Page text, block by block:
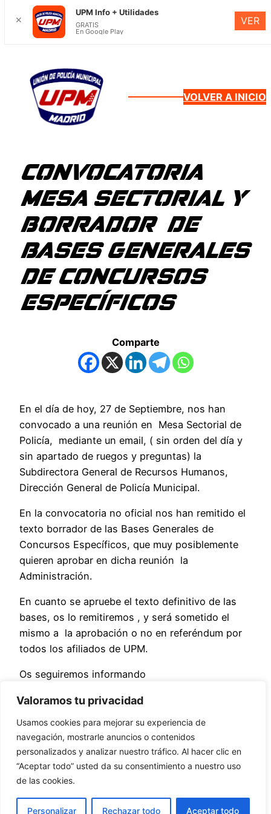
Valoramos tu privacidad
Usamos cookies para mejorar su experiencia de
navegación, mostrarle anuncios o contenidos
personalizados y analizar nuestro tráfico. Al hacer clic en
“Aceptar todo” usted da su consentimiento a nuestro uso
de las cookies.
Personalizar Rechazar todo Aceptar todo
contenido
VOLVER A INICIO
CONVOCATORIA
MESA SECTORIAL Y
BORRADOR DE
BASES GENERALES
DE CONCURSOS
ESPECÍFICOS
Comparte
En el día de hoy, 27 de Septiembre, nos han
convocado a una reunión en Mesa Sectorial de
Policía, mediante un email, ( sin orden del día y
sin apartado de ruegos y preguntas) la
Subdirectora General de Recursos Humanos,
Dirección General de Policía Municipal.
En la convocatoria no oficial nos han remitido el
texto borrador de las Bases Generales de
Concursos Específicos, que muy posiblemente
quieren aprobar en dicha reunión la
Administración.
En cuanto se apruebe el texto definitivo de las
bases, os lo remitiremos , y será sometido el
mismo a la aprobación o no en referéndum por
todos los afiliados de UPM.
Os seguiremos informando
descargar cartel
Comparte
✕
UPM Info + Utilidades
GRATIS
En Google Play
VER